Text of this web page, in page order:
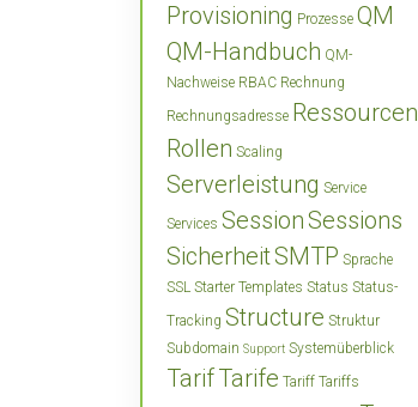
Provisioning Prozesse QM
QM-Handbuch QM-
Nachweise RBAC Rechnung
Rechnungsadresse Ressourcen
Rollen Scaling
Serverleistung Service
Services SessionSessions
SicherheitSMTP Sprache
SSL Starter Templates Status Status-
Tracking Structure Struktur
Subdomain Support Systemüberblick
TarifTarife Tariff Tariffs